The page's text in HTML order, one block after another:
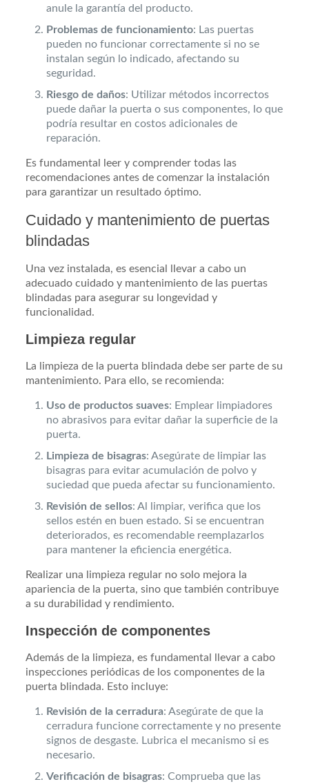
anule la garantía del producto.
Problemas de funcionamiento: Las puertas
pueden no funcionar correctamente si no se
instalan según lo indicado, afectando su
seguridad.
Riesgo de daños: Utilizar métodos incorrectos
puede dañar la puerta o sus componentes, lo que
podría resultar en costos adicionales de
reparación.
Es fundamental leer y comprender todas las
recomendaciones antes de comenzar la instalación
para garantizar un resultado óptimo.
Cuidado y mantenimiento de puertas
blindadas
Una vez instalada, es esencial llevar a cabo un
adecuado cuidado y mantenimiento de las puertas
blindadas para asegurar su longevidad y
funcionalidad.
Limpieza regular
La limpieza de la puerta blindada debe ser parte de su
mantenimiento. Para ello, se recomienda:
Uso de productos suaves: Emplear limpiadores
no abrasivos para evitar dañar la superficie de la
puerta.
Limpieza de bisagras: Asegúrate de limpiar las
bisagras para evitar acumulación de polvo y
suciedad que pueda afectar su funcionamiento.
Revisión de sellos: Al limpiar, verifica que los
sellos estén en buen estado. Si se encuentran
deteriorados, es recomendable reemplazarlos
para mantener la eficiencia energética.
Realizar una limpieza regular no solo mejora la
apariencia de la puerta, sino que también contribuye
a su durabilidad y rendimiento.
Inspección de componentes
Además de la limpieza, es fundamental llevar a cabo
inspecciones periódicas de los componentes de la
puerta blindada. Esto incluye:
Revisión de la cerradura: Asegúrate de que la
cerradura funcione correctamente y no presente
signos de desgaste. Lubrica el mecanismo si es
necesario.
Verificación de bisagras: Comprueba que las